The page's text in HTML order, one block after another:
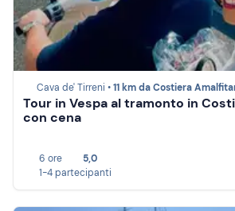
Cava de' Tirreni •11 km da Costiera
Tour in Vespa al tramonto in
con cena
6 ore
5,0
1-4 partecipanti